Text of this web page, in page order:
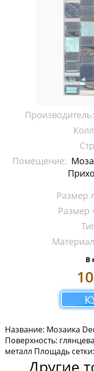
Мозаика
Мозаика
Мозаика
Мозаика
Мозаика Dao
Мозаика
Люкс
Стиль
Фантазия
Мозаика
Мозаика
Мозаика
Мозаика
Производитель:
Помещение:
Размер
Размер
В
Название: Мозаика
Поверхность:
металл Площадь
Другие